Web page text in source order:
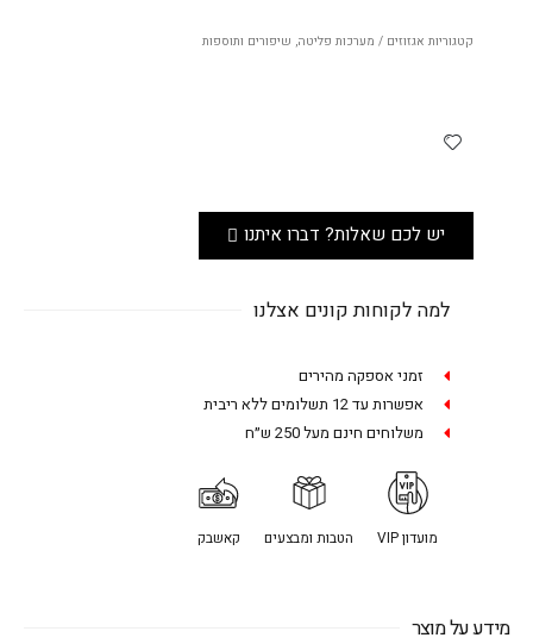
קטגוריות אגזוזים / מערכות פליטה, שיפורים ותוספות
יש לכם שאלות? דברו איתנו
למה לקוחות קונים אצלנו
זמני אספקה מהירים
אפשרות עד 12 תשלומים ללא ריבית
משלוחים חינם מעל 250 ש״ח
מועדון VIP הטבות ומבצעים קאשבק
מידע על מוצר